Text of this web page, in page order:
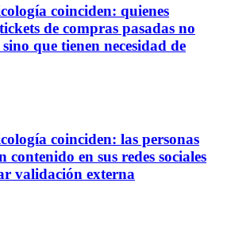
coinciden: quienes
de compras pasadas no
que tienen necesidad de
coinciden: las personas
en sus redes sociales
validación externa